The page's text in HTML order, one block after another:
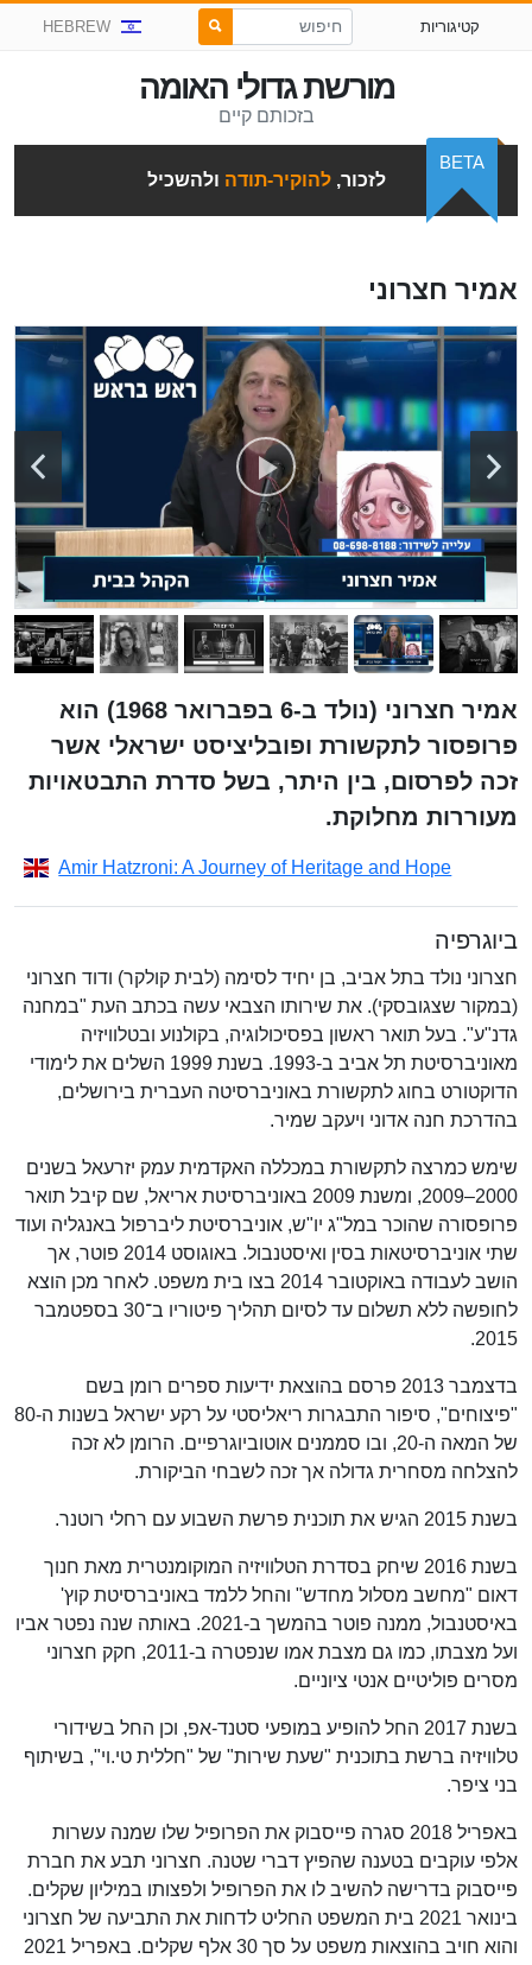
קטיגוריות HEBREW
מורשת גדולי האומה
בזכותם קיים
לזכור,להוקיר-תודה ולהשכיל
BETA
אמיר חצרוני
אמיר חצרוני (נולד ב-6 בפברואר 1968) הוא
פרופסור לתקשורת ופובליציסט ישראלי אשר
זכה לפרסום, בין היתר, בשל סדרת התבטאויות
מעוררות מחלוקת.
Amir Hatzroni: A Journey of Heritage and Hope
ביוגרפיה
חצרוני נולד בתל אביב, בן יחיד לסימה (לבית קולקר) ודוד חצרוני
(במקור שצגובסקי). את שירותו הצבאי עשה בכתב העת "במחנה
גדנ"ע". בעל תואר ראשון בפסיכולוגיה, בקולנוע ובטלוויזיה
מאוניברסיטת תל אביב ב-1993. בשנת 1999 השלים את לימודי
הדוקטורט בחוג לתקשורת באוניברסיטה העברית בירושלים,
בהדרכת חנה אדוני ויעקב שמיר.
שימש כמרצה לתקשורת במכללה האקדמית עמק יזרעאל בשנים
2000–2009, ומשנת 2009 באוניברסיטת אריאל, שם קיבל תואר
פרופסורה שהוכר במל"ג יו"ש, אוניברסיטת ליברפול באנגליה ועוד
שתי אוניברסיטאות בסין ואיסטנבול. באוגוסט 2014 פוטר, אך
הושב לעבודה באוקטובר 2014 בצו בית משפט. לאחר מכן הוצא
לחופשה ללא תשלום עד לסיום תהליך פיטוריו ב־30 בספטמבר
2015.
בדצמבר 2013 פרסם בהוצאת ידיעות ספרים רומן בשם
"פיצוחים", סיפור התבגרות ריאליסטי על רקע ישראל בשנות ה-80
של המאה ה-20, ובו סממנים אוטוביוגרפיים. הרומן לא זכה
להצלחה מסחרית גדולה אך זכה לשבחי הביקורת.
בשנת 2015 הגיש את תוכנית פרשת השבוע עם רחלי רוטנר.
בשנת 2016 שיחק בסדרת הטלוויזיה המוקומנטרית מאת חנוך
דאום "מחשב מסלול מחדש" והחל ללמד באוניברסיטת קוץ'
באיסטנבול, ממנה פוטר בהמשך ב-2021. באותה שנה נפטר אביו
ועל מצבתו, כמו גם מצבת אמו שנפטרה ב-2011, חקק חצרוני
מסרים פוליטיים אנטי ציוניים.
בשנת 2017 החל להופיע במופעי סטנד-אפ, וכן החל בשידורי
טלוויזיה ברשת בתוכנית "שעת שירות" של "חללית טי.וי", בשיתוף
בני ציפר.
באפריל 2018 סגרה פייסבוק את הפרופיל שלו שמנה עשרות
אלפי עוקבים בטענה שהפיץ דברי שטנה. חצרוני תבע את חברת
פייסבוק בדרישה להשיב לו את הפרופיל ולפצותו במיליון שקלים.
בינואר 2021 בית המשפט החליט לדחות את התביעה של חצרוני
והוא חויב בהוצאות משפט על סך 30 אלף שקלים. באפריל 2021